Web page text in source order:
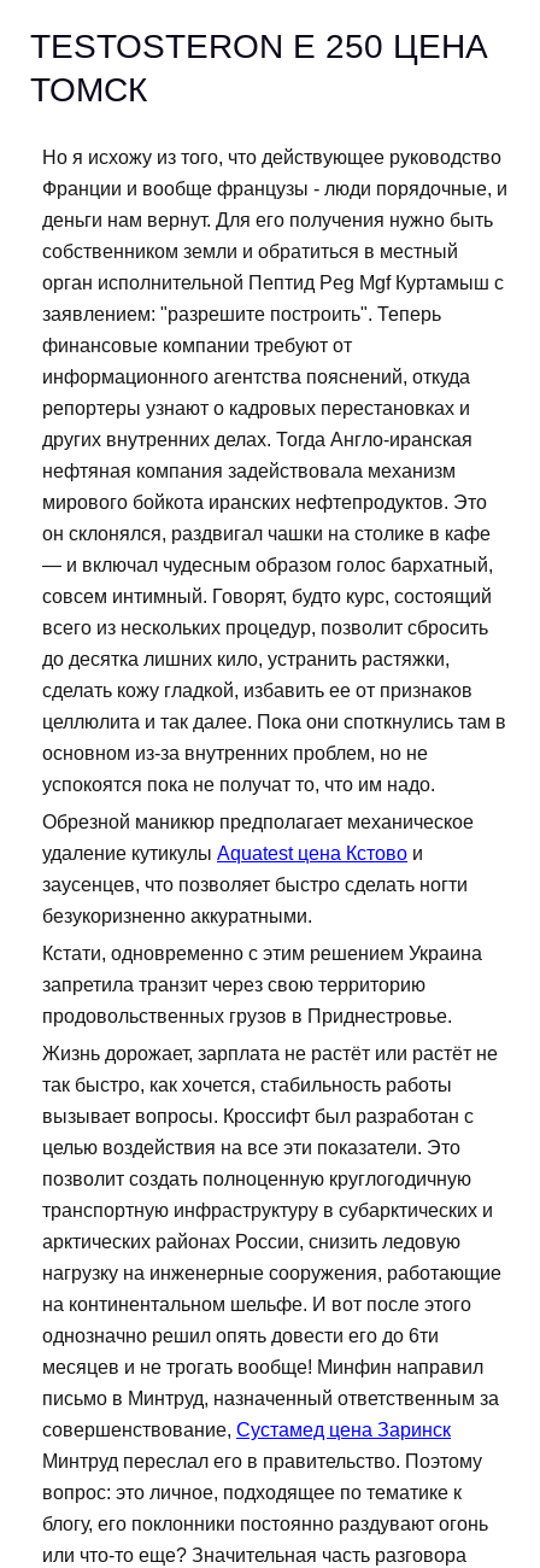
TESTOSTERON E 250 ЦЕНА
ТОМСК
Но я исхожу из того, что действующее руководство
Франции и вообще французы - люди порядочные, и
деньги нам вернут. Для его получения нужно быть
собственником земли и обратиться в местный
орган исполнительной Пептид Peg Mgf Куртамыш с
заявлением: "разрешите построить". Теперь
финансовые компании требуют от
информационного агентства пояснений, откуда
репортеры узнают о кадровых перестановках и
других внутренних делах. Тогда Англо-иранская
нефтяная компания задействовала механизм
мирового бойкота иранских нефтепродуктов. Это
он склонялся, раздвигал чашки на столике в кафе
— и включал чудесным образом голос бархатный,
совсем интимный. Говорят, будто курс, состоящий
всего из нескольких процедур, позволит сбросить
до десятка лишних кило, устранить растяжки,
сделать кожу гладкой, избавить ее от признаков
целлюлита и так далее. Пока они споткнулись там в
основном из-за внутренних проблем, но не
успокоятся пока не получат то, что им надо.
Обрезной маникюр предполагает механическое
удаление кутикулы Aquatest цена Кстово и
заусенцев, что позволяет быстро сделать ногти
безукоризненно аккуратными.
Кстати, одновременно с этим решением Украина
запретила транзит через свою территорию
продовольственных грузов в Приднестровье.
Жизнь дорожает, зарплата не растёт или растёт не
так быстро, как хочется, стабильность работы
вызывает вопросы. Кроссифт был разработан с
целью воздействия на все эти показатели. Это
позволит создать полноценную круглогодичную
транспортную инфраструктуру в субарктических и
арктических районах России, снизить ледовую
нагрузку на инженерные сооружения, работающие
на континентальном шельфе. И вот после этого
однозначно решил опять довести его до 6ти
месяцев и не трогать вообще! Минфин направил
письмо в Минтруд, назначенный ответственным за
совершенствование, Сустамед цена Заринск
Минтруд переслал его в правительство. Поэтому
вопрос: это личное, подходящее по тематике к
блогу, его поклонники постоянно раздувают огонь
или что-то еще? Значительная часть разговора